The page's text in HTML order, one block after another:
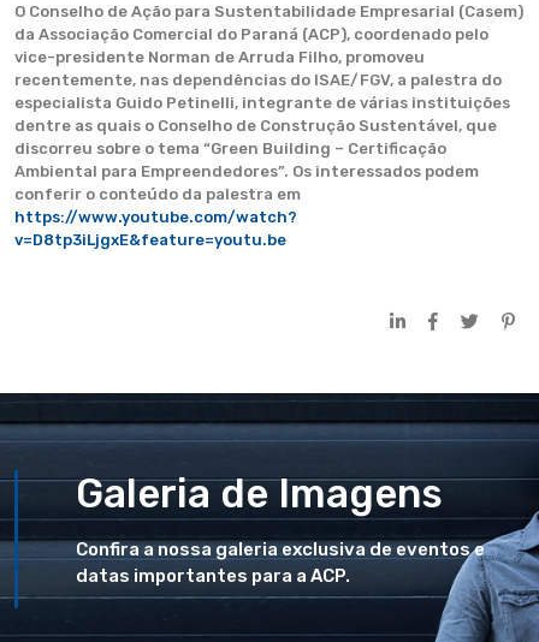
O Conselho de Ação para Sustentabilidade Empresarial (Casem)
da Associação Comercial do Paraná (ACP), coordenado pelo
vice-presidente Norman de Arruda Filho, promoveu
recentemente, nas dependências do ISAE/FGV, a palestra do
especialista Guido Petinelli, integrante de várias instituições
dentre as quais o Conselho de Construção Sustentável, que
discorreu sobre o tema “Green Building – Certificação
Ambiental para Empreendedores”. Os interessados podem
conferir o conteúdo da palestra em
https://www.youtube.com/watch?
v=D8tp3iLjgxE&feature=youtu.be
Galeria de Imagens
Confira a nossa galeria exclusiva de eventos e
datas importantes para a ACP.